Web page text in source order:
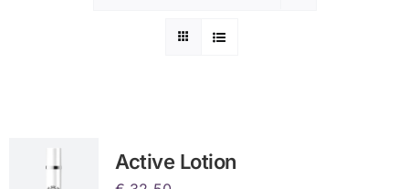
Active Lotion